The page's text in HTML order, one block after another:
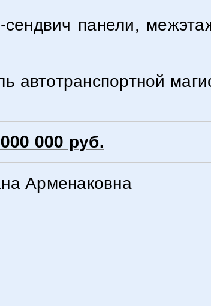
сендвич панели,
автотранспортной
000 руб.
Арменаковна